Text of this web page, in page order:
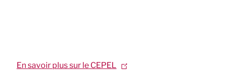
En savoir plus sur le CEPEL